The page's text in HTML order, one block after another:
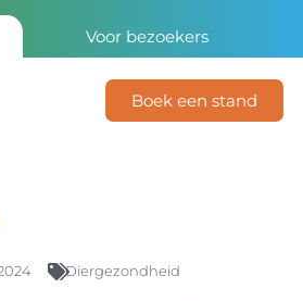
Voor bezoekers
Boek een stand
Diergezondheid